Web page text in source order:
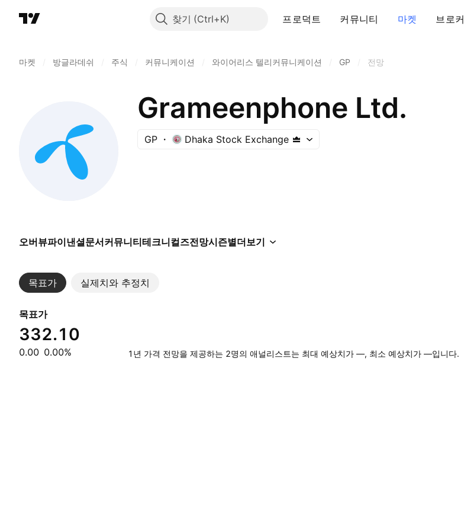
찾기 프로덕트 커뮤니티 마켓 브로커
마켓 방글라데쉬 주식 커뮤니케이션 와이어리스 텔리커뮤니케이션 GP 전망
Grameenphone Ltd.
GP Dhaka Stock Exchange
오버뷰파이낸셜문서커뮤니티테크니컬즈전망시즌별더보기
목표가 실제치와 추정치
목표가
332.10
0.00 0.00% 1년 가격 전망을 제공하는 2명의 애널리스트는 최대 예상치가 —, 최소 예상치가 —입니다.